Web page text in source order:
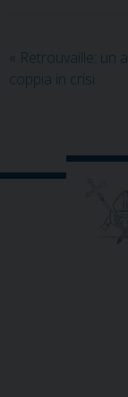
« Retrouvaille: un
coppia in crisi